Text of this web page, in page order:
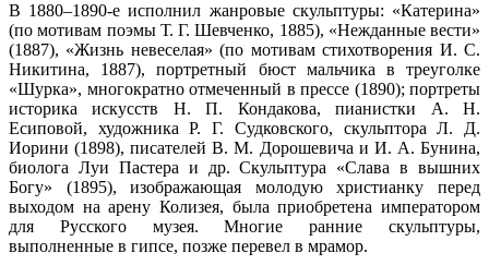
В 1880–1890-е исполнил жанровые скульптуры: «Катерина»
(по мотивам поэмы Т. Г. Шевченко, 1885), «Нежданные вести»
(1887), «Жизнь невеселая» (по мотивам стихотворения И. С.
Никитина, 1887), портретный бюст мальчика в треуголке
«Шурка», многократно отмеченный в прессе (1890); портреты
историка искусств Н. П. Кондакова, пианистки А. Н.
Есиповой, художника Р. Г. Судковского, скульптора Л. Д.
Иорини (1898), писателей В. М. Дорошевича и И. А. Бунина,
биолога Луи Пастера и др. Скульптура «Слава в вышних
Богу» (1895), изображающая молодую христианку перед
выходом на арену Колизея, была приобретена императором
для Русского музея. Многие ранние скульптуры,
выполненные в гипсе, позже перевел в мрамор.